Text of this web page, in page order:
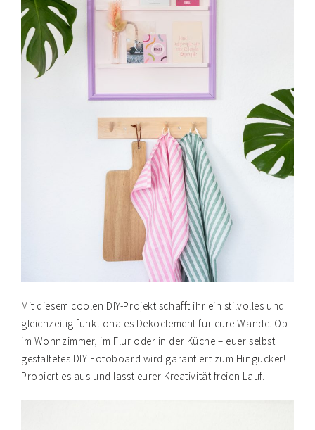
Mit diesem coolen DIY-Projekt schafft ihr ein stilvolles und
gleichzeitig funktionales Dekoelement für eure Wände. Ob
im Wohnzimmer, im Flur oder in der Küche – euer selbst
gestaltetes DIY Fotoboard wird garantiert zum Hingucker!
Probiert es aus und lasst eurer Kreativität freien Lauf.